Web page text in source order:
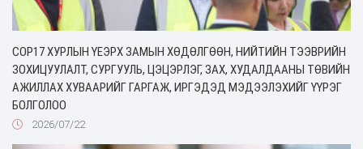
COP17 ХУРЛЫН ҮЕЭРХ ЗАМЫН ХӨДӨЛГӨӨН, НИЙТИЙН ТЭЭВРИЙН
ЗОХИЦУУЛАЛТ, СУРГУУЛЬ, ЦЭЦЭРЛЭГ, ЗАХ, ХУДАЛДААНЫ ТӨВИЙН
АЖИЛЛАХ ХУВААРИЙГ ГАРГАЖ, ИРГЭДЭД МЭДЭЭЛЭХИЙГ ҮҮРЭГ
БОЛГОЛОО
2026/07/22